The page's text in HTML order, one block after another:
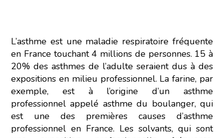
L’asthme est une maladie respiratoire fréquente
en France touchant 4 millions de personnes. 15 à
20% des asthmes de l’adulte seraient dus à des
expositions en milieu professionnel. La farine, par
exemple, est à l’origine d’un asthme
professionnel appelé asthme du boulanger, qui
est une des premières causes d’asthme
professionnel en France. Les solvants, qui sont